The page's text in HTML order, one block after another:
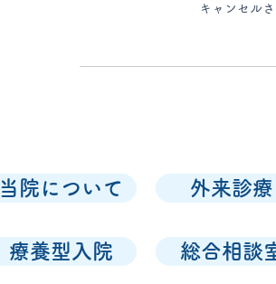
キャンセル
当院について 外来診療
療養型入院 総合相談